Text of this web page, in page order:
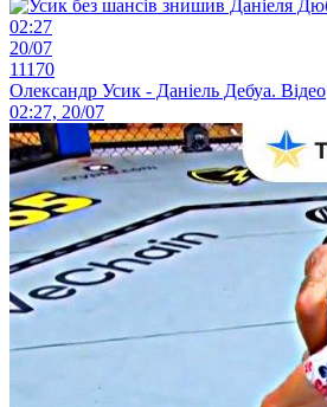
02:27
20/07
11170
Олександр Усик - Даніель Дебуа. Відео
02:27, 20/07